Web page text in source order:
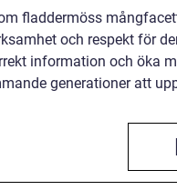
fladdermöss
och respekt för
information och öka
generationer att